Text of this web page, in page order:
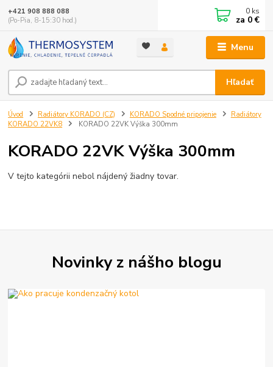
Menu
Hľadať
+421 908 888 088
(Po-Pia, 8-15:30 hod.)
0 ks
za 0 €
Úvod Radiátory KORADO (CZ) KORADO Spodné pripojenie
Radiátory
KORADO 22VK8
KORADO 22VK Výška 300mm
KORADO 22VK Výška 300mm
V tejto kategórii nebol nájdený žiadny tovar.
Novinky z nášho blogu